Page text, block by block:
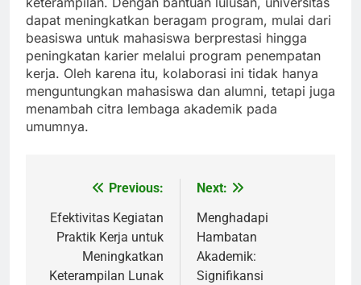
dapat meningkatkan beragam program, mulai dari
beasiswa untuk mahasiswa berprestasi hingga
peningkatan karier melalui program penempatan
kerja. Oleh karena itu, kolaborasi ini tidak hanya
menguntungkan mahasiswa dan alumni, tetapi juga
menambah citra lembaga akademik pada
umumnya.
navigation
Previous:
Efektivitas Kegiatan
Praktik Kerja untuk
Meningkatkan
Keterampilan Lunak
Next:
Menghadapi
Hambatan
Akademik:
Signifikansi